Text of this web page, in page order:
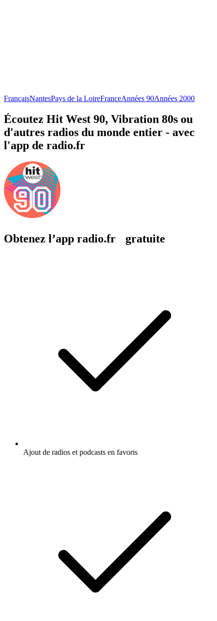
FrançaisNantesPays de la LoireFranceAnnées 90Années 2000
Écoutez Hit West 90, Vibration 80s ou
d'autres radios du monde entier - avec
l'app de radio.fr
Obtenez l’app radio.fr gratuite
Ajout de radios et podcasts en favoris